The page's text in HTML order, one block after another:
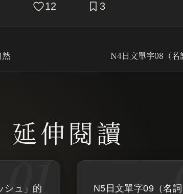
12 3
N4日文單字08（名
シュ」的
N5日文單字09（名